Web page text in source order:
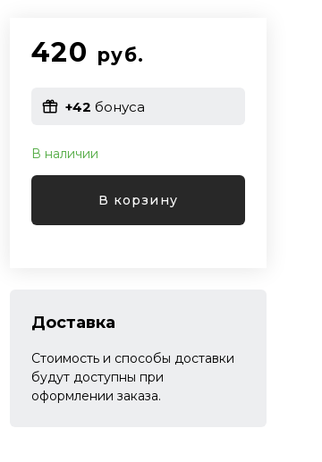
420 руб.
+42 бонуса
В наличии
В корзину
Доставка
Стоимость и способы доставки
будут доступны при
оформлении заказа.